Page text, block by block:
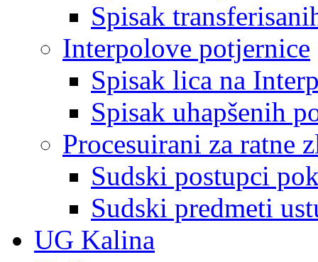
Spisak
Interpolove potjernice
Spisak lica na
Spisak uhapšenih
Procesuirani za ratne
Sudski postupci
Sudski predmeti
UG Kalina